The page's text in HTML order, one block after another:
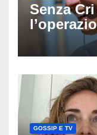
Senza
anni mi
racconto
GOSSIP E TV